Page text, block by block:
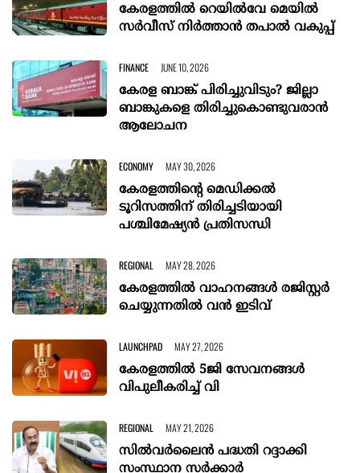
കേരളത്തിൽ റെയിൽവേ മെയിൽ
സർവീസ് നിർത്താൻ തപാൽ വകുപ്പ്
FINANCE JUNE 10, 2026
കേരള ബാങ്ക് പിരിച്ചുവിടും? ജില്ലാ
ബാങ്കുകളെ തിരിച്ചുകൊണ്ടുവരാൻ
ആലോചന
ECONOMY MAY 30, 2026
കേരളത്തിന്റെ മെഡിക്കല്‍
ടൂറിസത്തിന് തിരിച്ചടിയായി
പശ്ചിമേഷ്യന്‍ പ്രതിസന്ധി
REGIONAL MAY 28, 2026
കേരളത്തിൽ വാഹനങ്ങൾ രജിസ്റ്റർ
ചെയ്യുന്നതിൽ വൻ ഇടിവ്
LAUNCHPAD MAY 27, 2026
കേരളത്തില്‍ 5ജി സേവനങ്ങള്‍
വിപുലീകരിച്ച് വി
REGIONAL MAY 21, 2026
സിൽവർലൈൻ പദ്ധതി റദ്ദാക്കി
സംസ്ഥാന സർക്കാർ